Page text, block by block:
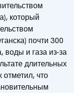
который
почти 300
воды и газа из-за
длительных
что